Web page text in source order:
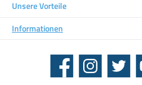
Unsere Vorteile
Informationen
Facebook Instagram Twitter